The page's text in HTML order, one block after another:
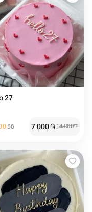
27
56 7 000֏14 000֏